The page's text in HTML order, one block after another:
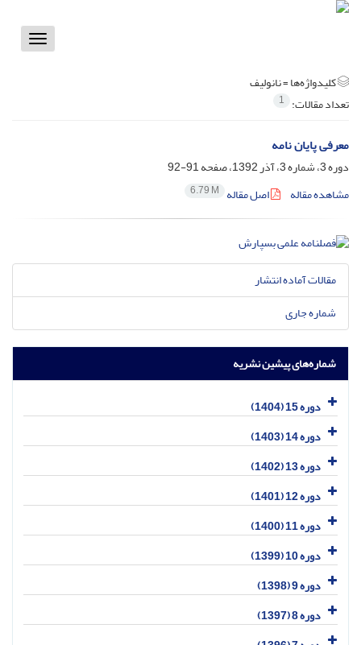
Toggle
کلیدواژه‌ها =نانولیف
تعداد مقالات: 1
معرفی پایان نامه
دوره 3، شماره 3، آذر 1392، صفحه
91-92
مشاهده مقاله
اصل مقاله 6.79 M
مقالات آماده انتشار
شماره جاری
شماره‌های پیشین نشریه
دوره 15 (1404)
دوره 14 (1403)
دوره 13 (1402)
دوره 12 (1401)
دوره 11 (1400)
دوره 10 (1399)
دوره 9 (1398)
دوره 8 (1397)